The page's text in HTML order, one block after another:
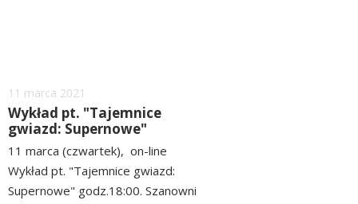
Dodano
11 marca 2021
Wykład pt. "Tajemnice
gwiazd: Supernowe"
11 marca (czwartek), on-line
Wykład pt. "Tajemnice gwiazd:
Supernowe" godz.18:00. Szanowni